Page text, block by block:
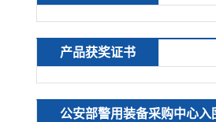
产品获奖证书
公安部警用装备采购中心入